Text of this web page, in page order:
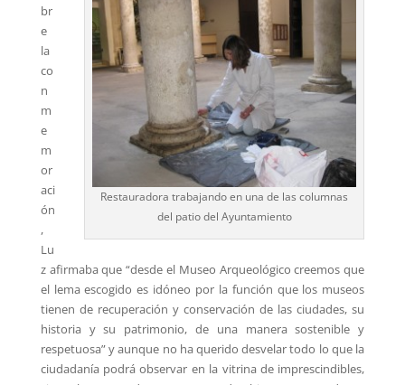
Restauradora trabajando en una de las columnas
del patio del Ayuntamiento
br
e
la
co
n
m
e
m
or
aci
ón
,
Lu
z afirmaba que “desde el Museo Arqueológico creemos que
el lema escogido es idóneo por la función que los museos
tienen de recuperación y conservación de las ciudades, su
historia y su patrimonio, de una manera sostenible y
respetuosa” y aunque no ha querido desvelar todo lo que la
ciudadanía podrá observar en la vitrina de imprescindibles,